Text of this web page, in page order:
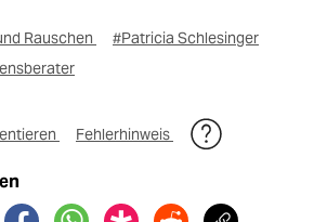
Rauschen
#Patricia Schlesinger
Fehlerhinweis